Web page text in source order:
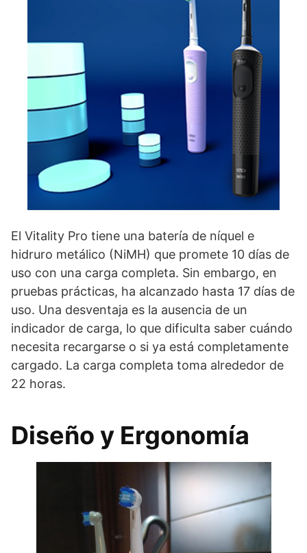
El Vitality Pro tiene una batería de níquel e
hidruro metálico (NiMH) que promete 10 días de
uso con una carga completa. Sin embargo, en
pruebas prácticas, ha alcanzado hasta 17 días de
uso. Una desventaja es la ausencia de un
indicador de carga, lo que dificulta saber cuándo
necesita recargarse o si ya está completamente
cargado. La carga completa toma alrededor de
22 horas.
Diseño y Ergonomía